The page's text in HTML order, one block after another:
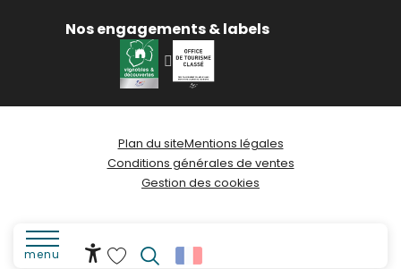
menu
Nos engagements & labels
Plan du siteMentions légales
Conditions générales de ventes
Gestion des cookies